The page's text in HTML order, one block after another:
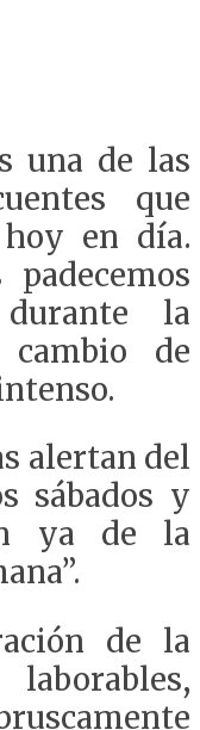
una de las
que
en día.
durante la
cambio de
alertan del
sábados y
ya de la
de la